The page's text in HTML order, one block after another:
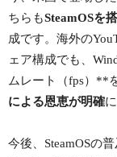
ちらもSteamOSを
成です。海外の
ェア構成でも、
ムレート（fps）**
による恩恵が明確
今後、SteamOSの